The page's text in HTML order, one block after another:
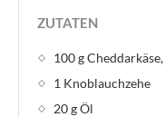
ZUTATEN
100 g
1 Knoblauchzehe
20 g Öl